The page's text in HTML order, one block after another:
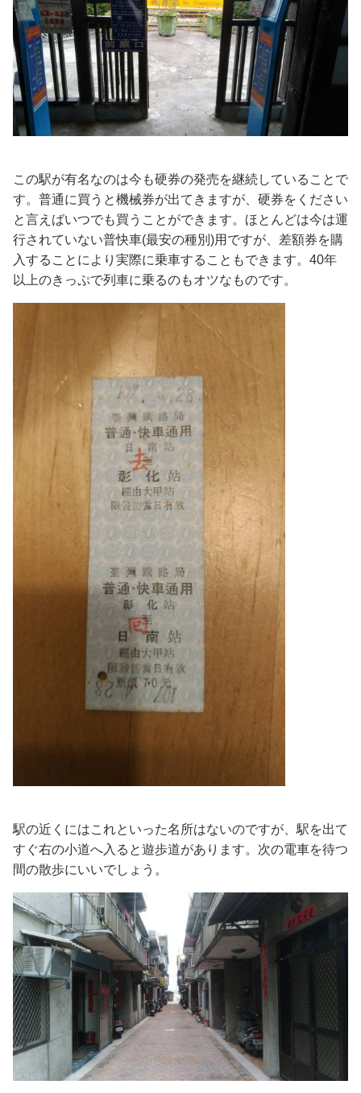
この駅が有名なのは今も硬券の発売を継続していることで
す。普通に買うと機械券が出てきますが、硬券をください
と言えばいつでも買うことができます。ほとんどは今は運
行されていない普快車(最安の種別)用ですが、差額券を購
入することにより実際に乗車することもできます。40年
以上のきっぷで列車に乗るのもオツなものです。
駅の近くにはこれといった名所はないのですが、駅を出て
すぐ右の小道へ入ると遊歩道があります。次の電車を待つ
間の散歩にいいでしょう。